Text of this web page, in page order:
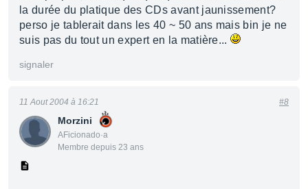
la durée du platique des CDs avant jaunissement?
perso je tablerait dans les 40 ~ 50 ans mais bin je ne
suis pas du tout un expert en la matière...
signaler
Morzini
AFicionado·a
Membre depuis 23 ans
11 Aout 2004 à 16:21 #8